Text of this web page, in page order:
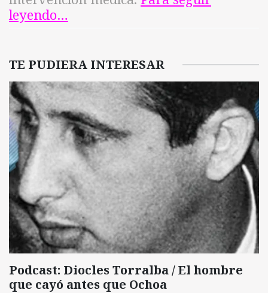
leyendo…
TE PUDIERA INTERESAR
Podcast: Diocles Torralba / El hombre
que cayó antes que Ochoa